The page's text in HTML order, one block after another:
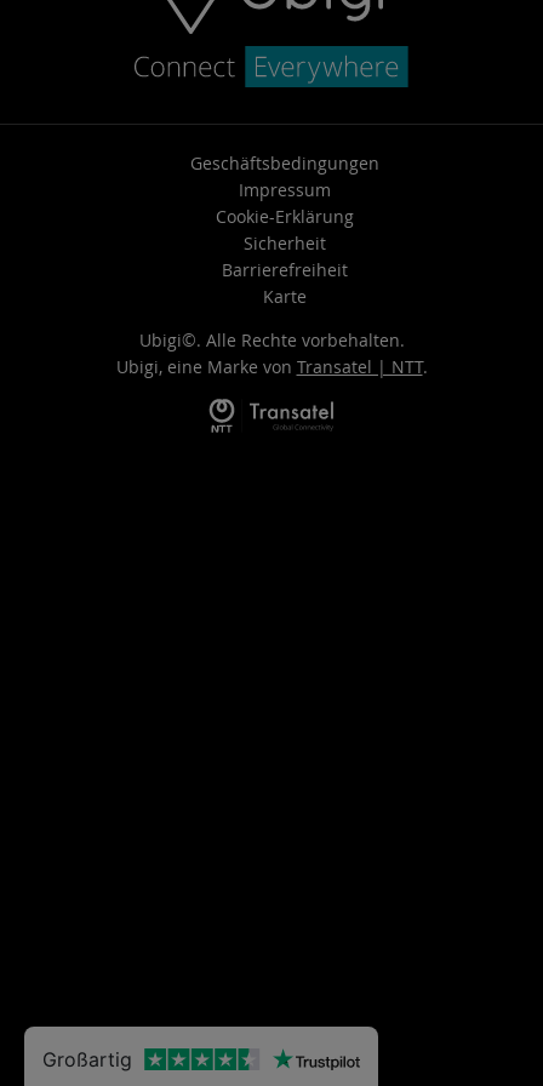
Geschäftsbedingungen
Impressum
Cookie-Erklärung
Sicherheit
Barrierefreiheit
Karte
Ubigi©. Alle Rechte vorbehalten.
Ubigi, eine Marke von Transatel | NTT.
Großartig